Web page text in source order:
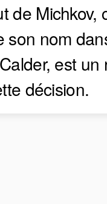
de Michkov,
son nom
est un
décision.